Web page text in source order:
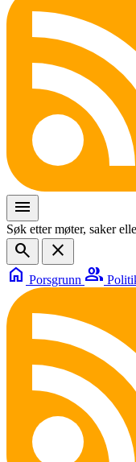
menu
Søk etter møter, saker
search
close
home Porsgrunn group